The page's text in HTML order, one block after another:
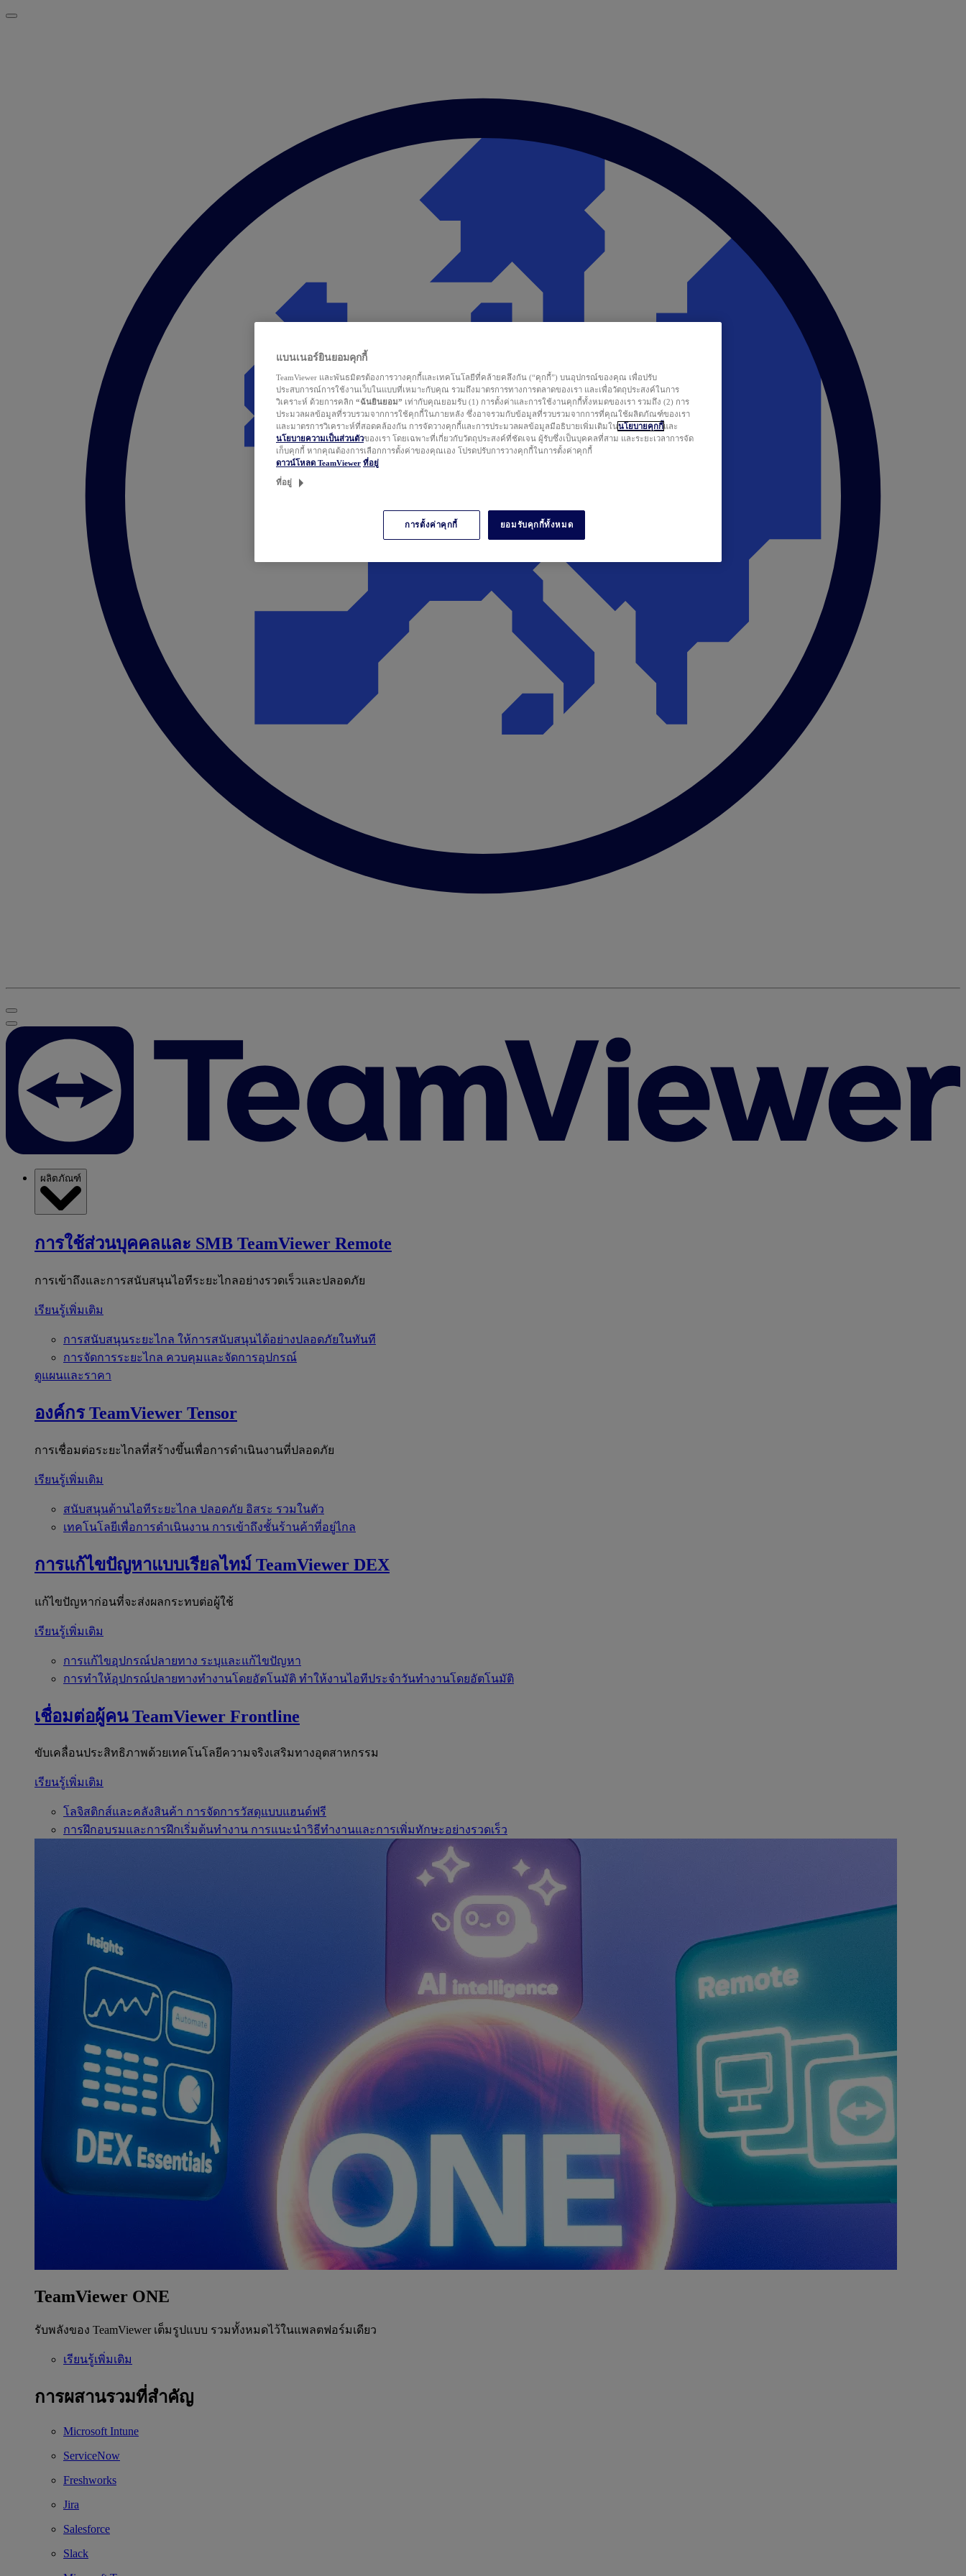
ผลิตภัณฑ์
การใช้ส่วนบุคคลและ SMB TeamViewer Remote
การเข้าถึงและการสนับสนุนไอทีระยะไกลอย่างรวดเร็วและปลอดภัย
เรียนรู้เพิ่มเติม
การสนับสนุนระยะไกล ให้การสนับสนุนได้อย่างปลอดภัยในทันที
การจัดการระยะไกล ควบคุมและจัดการอุปกรณ์
ดูแผนและราคา
องค์กร TeamViewer Tensor
การเชื่อมต่อระยะไกลที่สร้างขึ้นเพื่อการดำเนินงานที่ปลอดภัย
เรียนรู้เพิ่มเติม
สนับสนุนด้านไอทีระยะไกล ปลอดภัย อิสระ รวมในตัว
เทคโนโลยีเพื่อการดำเนินงาน การเข้าถึงชั้นร้านค้าที่อยู่ไกล
การแก้ไขปัญหาแบบเรียลไทม์ TeamViewer DEX
แก้ไขปัญหาก่อนที่จะส่งผลกระทบต่อผู้ใช้
เรียนรู้เพิ่มเติม
การแก้ไขอุปกรณ์ปลายทาง ระบุและแก้ไขปัญหา
การทำให้อุปกรณ์ปลายทางทำงานโดยอัตโนมัติ ทำให้งานไอทีประจำวันทำงานโดยอัตโนมัติ
เชื่อมต่อผู้คน TeamViewer Frontline
ขับเคลื่อนประสิทธิภาพด้วยเทคโนโลยีความจริงเสริมทางอุตสาหกรรม
เรียนรู้เพิ่มเติม
โลจิสติกส์และคลังสินค้า การจัดการวัสดุแบบแฮนด์ฟรี
การฝึกอบรมและการฝึกเริ่มต้นทำงาน การแนะนำวิธีทำงานและการเพิ่มทักษะอย่างรวดเร็ว
TeamViewer ONE
รับพลังของ TeamViewer เต็มรูปแบบ รวมทั้งหมดไว้ในแพลตฟอร์มเดียว
เรียนรู้เพิ่มเติม
การผสานรวมที่สำคัญ
Microsoft Intune
ServiceNow
Freshworks
Jira
Salesforce
Slack
แบนเนอร์ยินยอมคุกกี้
TeamViewer และพันธมิตรต้องการวางคุกกี้และเทคโนโลยีที่คล้ายคลึงกัน (“คุกกี้”) บนอุปกรณ์ของคุณ เพื่อปรับ
ประสบการณ์การใช้งานเว็บในแบบที่เหมาะกับคุณ รวมถึงมาตรการทางการตลาดของเรา และเพื่อวัตถุประสงค์ในการ
วิเคราะห์ ด้วยการคลิก “ฉันยินยอม” เท่ากับคุณยอมรับ (1) การตั้งค่าและการใช้งานคุกกี้ทั้งหมดของเรา รวมถึง (2) การ
ประมวลผลข้อมูลที่รวบรวมจากการใช้คุกกี้ในภายหลัง ซึ่งอาจรวมกับข้อมูลที่รวบรวมจากการที่คุณใช้ผลิตภัณฑ์ของเรา
และมาตรการวิเคราะห์ที่สอดคล้องกัน การจัดวางคุกกี้และการประมวลผลข้อมูลมีอธิบายเพิ่มเติมในนโยบายคุกกี้และ
นโยบายความเป็นส่วนตัวของเรา โดยเฉพาะที่เกี่ยวกับวัตถุประสงค์ที่ชัดเจน ผู้รับซึ่งเป็นบุคคลที่สาม และระยะเวลาการจัด
เก็บคุกกี้ หากคุณต้องการเลือกการตั้งค่าของคุณเอง โปรดปรับการวางคุกกี้ในการตั้งค่าคุกกี้
ดาวน์โหลด TeamViewer ที่อยู่
ที่อยู่
การตั้งค่าคุกกี้ ยอมรับคุกกี้ทั้งหมด